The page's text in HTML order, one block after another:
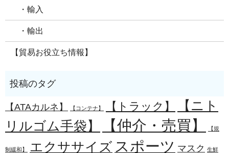
・輸入
・輸出
【貿易お役立ち情報】
【ATAカルネ】 【コンテナ】 【トラック】
【ニト
リルゴム手袋】
【仲介・売買】 【規
制緩和】 エクササイズ スポーツ マスク 生鮮